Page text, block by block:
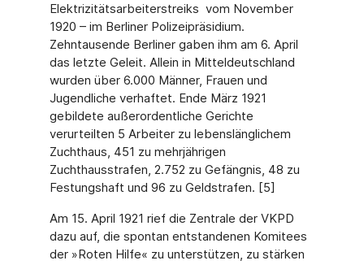
Elektrizitätsarbeiterstreiks vom November
1920 – im Berliner Polizeipräsidium.
Zehntausende Berliner gaben ihm am 6. April
das letzte Geleit. Allein in Mitteldeutschland
wurden über 6.000 Männer, Frauen und
Jugendliche verhaftet. Ende März 1921
gebildete außerordentliche Gerichte
verurteilten 5 Arbeiter zu lebenslänglichem
Zuchthaus, 451 zu mehrjährigen
Zuchthausstrafen, 2.752 zu Gefängnis, 48 zu
Festungshaft und 96 zu Geldstrafen. [5]
Am 15. April 1921 rief die Zentrale der VKPD
dazu auf, die spontan entstandenen Komitees
der »Roten Hilfe« zu unterstützen, zu stärken